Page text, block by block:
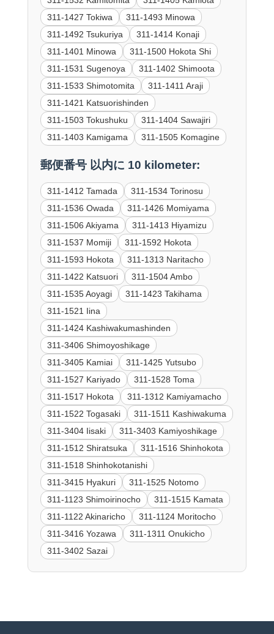
311-1427 Tokiwa
311-1493 Minowa
311-1492 Tsukuriya
311-1414 Konaji
311-1401 Minowa
311-1500 Hokota Shi
311-1531 Sugenoya
311-1402 Shimoota
311-1533 Shimotomita
311-1411 Araji
311-1421 Katsuorishinden
311-1503 Tokushuku
311-1404 Sawajiri
311-1403 Kamigama
311-1505 Komagine
郵便番号 以内に 10 kilometer:
311-1412 Tamada
311-1534 Torinosu
311-1536 Owada
311-1426 Momiyama
311-1506 Akiyama
311-1413 Hiyamizu
311-1537 Momiji
311-1592 Hokota
311-1593 Hokota
311-1313 Naritacho
311-1422 Katsuori
311-1504 Ambo
311-1535 Aoyagi
311-1423 Takihama
311-1521 Iina
311-1424 Kashiwakumashinden
311-3406 Shimoyoshikage
311-3405 Kamiai
311-1425 Yutsubo
311-1527 Kariyado
311-1528 Toma
311-1517 Hokota
311-1312 Kamiyamacho
311-1522 Togasaki
311-1511 Kashiwakuma
311-3404 Iisaki
311-3403 Kamiyoshikage
311-1512 Shiratsuka
311-1516 Shinhokota
311-1518 Shinhokotanishi
311-3415 Hyakuri
311-1525 Notomo
311-1123 Shimoirinocho
311-1515 Kamata
311-1122 Akinaricho
311-1124 Moritocho
311-3416 Yozawa
311-1311 Onukicho
311-3402 Sazai